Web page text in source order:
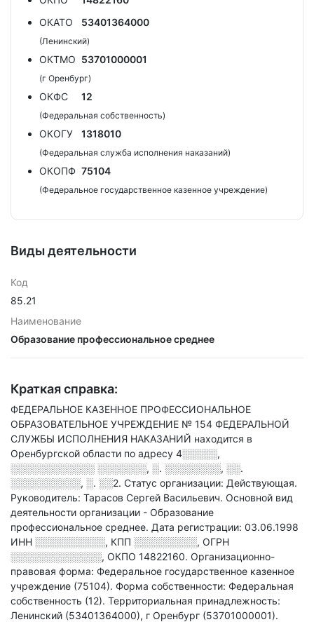
ОКАТО
53401364000
(Ленинский)
ОКТМО 53701000001
(г Оренбург)
ОКФС 12
(Федеральная собственность)
ОКОГУ 1318010
(Федеральная служба исполнения наказаний)
ОКОПФ 75104
(Федеральное государственное казенное учреждение)
Виды деятельности
Код
85.21
Наименование
Образование профессиональное среднее
Краткая справка:
ФЕДЕРАЛЬНОЕ КАЗЕННОЕ ПРОФЕССИОНАЛЬНОЕ
ОБРАЗОВАТЕЛЬНОЕ УЧРЕЖДЕНИЕ № 154 ФЕДЕРАЛЬНОЙ
СЛУЖБЫ ИСПОЛНЕНИЯ НАКАЗАНИЙ находится в
Оренбургской области по адресу 4░░░░░,
░░░░░░░░░░░░ ░░░░░░░, ░. ░░░░░░░░, ░░.
░░░░░░░░░░, ░. ░░2. Статус организации: Действующая.
Руководитель: Тарасов Сергей Васильевич. Основной вид
деятельности организации - Образование
профессиональное среднее. Дата регистрации: 03.06.1998
ИНН ░░░░░░░░░░, КПП ░░░░░░░░░, ОГРН
░░░░░░░░░░░░░, ОКПО 14822160. Организационно-
правовая форма: Федеральное государственное казенное
учреждение (75104). Форма собственности: Федеральная
собственность (12). Территориальная принадлежность:
Ленинский (53401364000), г Оренбург (53701000001).